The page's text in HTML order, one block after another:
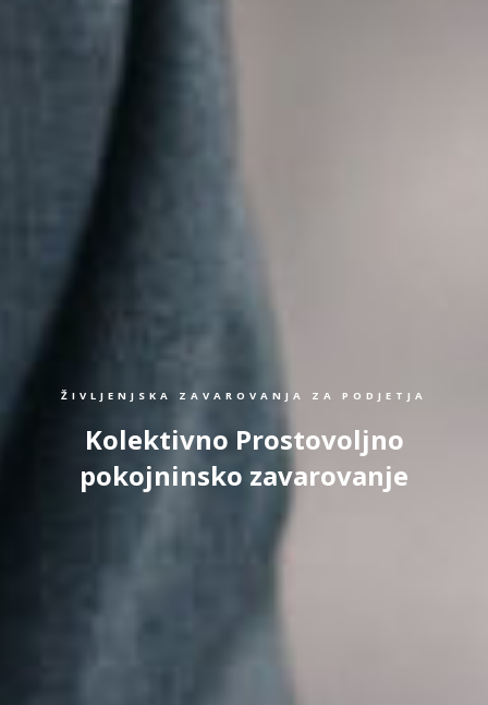
ŽIVLJENJSKA ZAVAROVANJA ZA PODJETJA
Kolektivno Prostovoljno
pokojninsko zavarovanje